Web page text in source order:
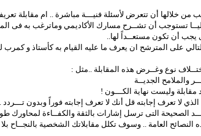
خلالها أن تتعرض لأسئلة فنيـــة مباشرة .. ام مقابلة
تستوجب أن تشــرح مسارك الأكاديمي وماترغب به فى
يجب أن تكون مستعــداً لها..
على المترشح ان يعرف ما عليه القيام به كأستاذ و كمرب
نوع وغــرض هذه المقابلة ..مثل :
والملامح الجديــة
مقابلة وليست نهاية الكـــون !
لا تعرف إجابته قل أنك لا تعرف إجابته فوراً وبدون تـــردد
التى ترسل إشارات بالثقة والكفــاءة لمحاورك
النصائح العامة .. وسوف تكلل مقابلاتك الشخصية بالنجــاح